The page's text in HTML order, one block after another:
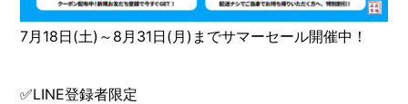
7月18日(土)～8月31日(月)までサマーセール開催中！
✅LINE登録者限定